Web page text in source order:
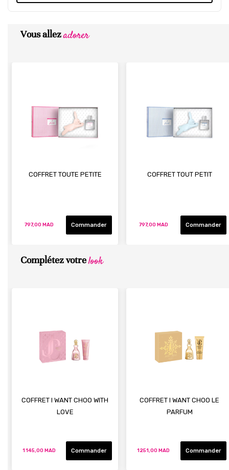
Vous allezadorer
COFFRET TOUTE PETITE
797,00 MAD Commander
COFFRET TOUT PETIT
797,00 MAD Commander
Complétez votrelook
COFFRET I WANT CHOO WITH
LOVE
1 145,00 MAD Commander
COFFRET I WANT CHOO LE
PARFUM
1 251,00 MAD Commander